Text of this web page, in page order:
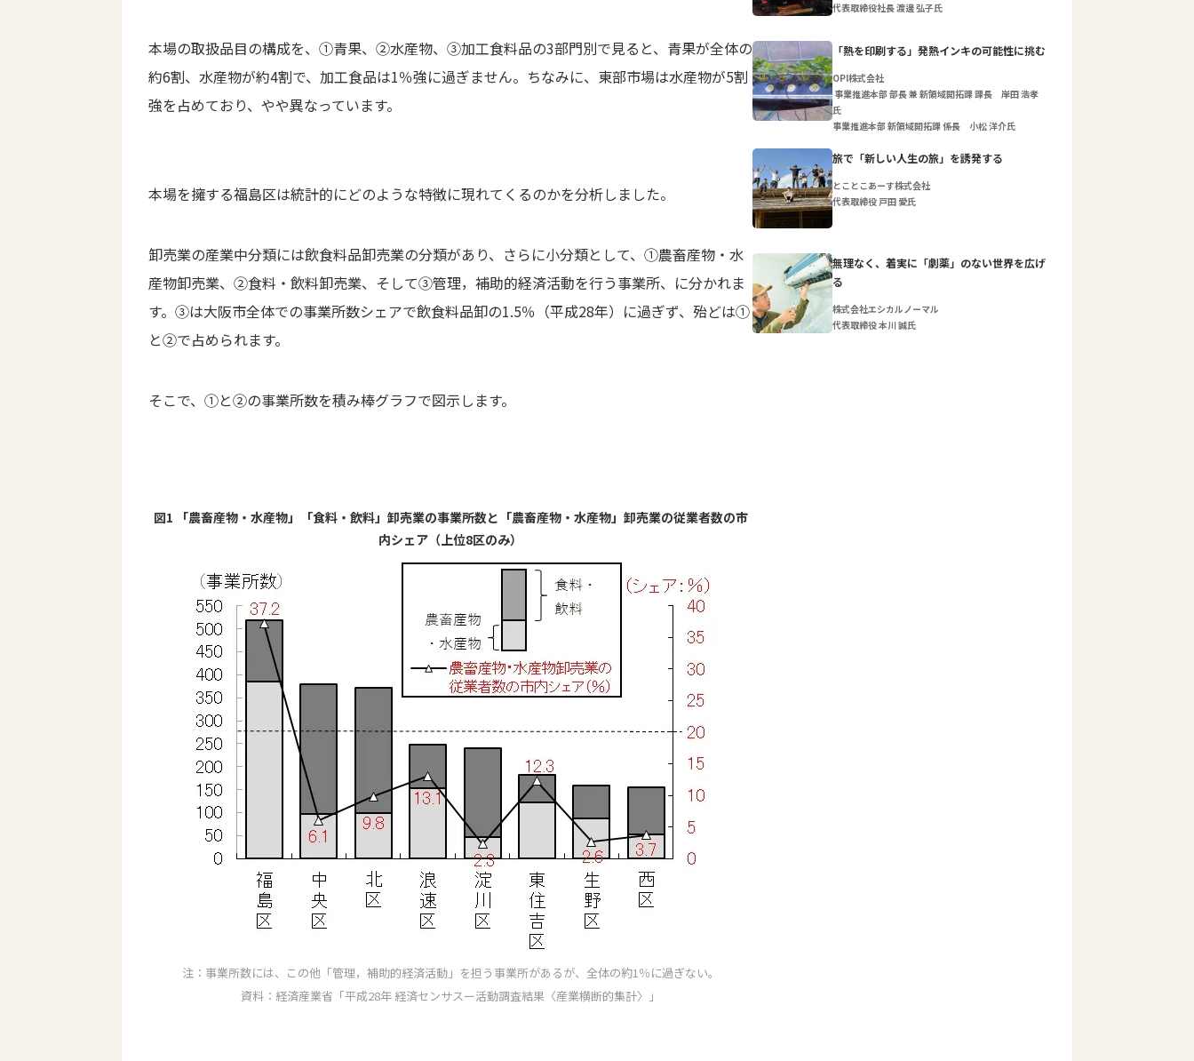
本場の取扱品目の構成を、①青果、②水産物、③加工食料品の3部門別で見ると、青果が全体の
約6割、水産物が約4割で、加工食品は1％強に過ぎません。ちなみに、東部市場は水産物が5割
強を占めており、やや異なっています。
本場を擁する福島区は統計的にどのような特徴に現れてくるのかを分析しました。
卸売業の産業中分類には飲食料品卸売業の分類があり、さらに小分類として、①農畜産物・水
産物卸売業、②食料・飲料卸売業、そして③管理，補助的経済活動を行う事業所、に分かれま
す。③は大阪市全体での事業所数シェアで飲食料品卸の1.5％（平成28年）に過ぎず、殆どは①
と②で占められます。
そこで、①と②の事業所数を積み棒グラフで図示します。
図1 「農畜産物・水産物」「食料・飲料」卸売業の事業所数と「農畜産物・水産物」卸売業の従業者数の市
内シェア（上位8区のみ）
注：事業所数には、この他「管理，補助的経済活動」を担う事業所があるが、全体の約1％に過ぎない。
資料：経済産業省「平成28年 経済センサスー活動調査結果〈産業横断的集計〉」
代表取締役社長 渡邊 弘子氏
「熱を印刷する」発熱インキの可能性に挑む
OPI株式会社
事業推進本部 部長 兼 新領域開拓課 課長 岸田 浩孝
氏
事業推進本部 新領域開拓課 係長 小松 洋介氏
旅で「新しい人生の旅」を誘発する
とことこあーす株式会社
代表取締役 戸田 愛氏
無理なく、着実に「劇薬」のない世界を広げ
る
株式会社エシカルノーマル
代表取締役 本川 誠氏